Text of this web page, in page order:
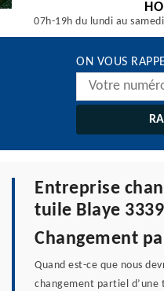
07h-19h du lundi au
ON VOUS
Entreprise
tuile Blaye
Changement
Quand est-ce que nous
changement partiel d’une